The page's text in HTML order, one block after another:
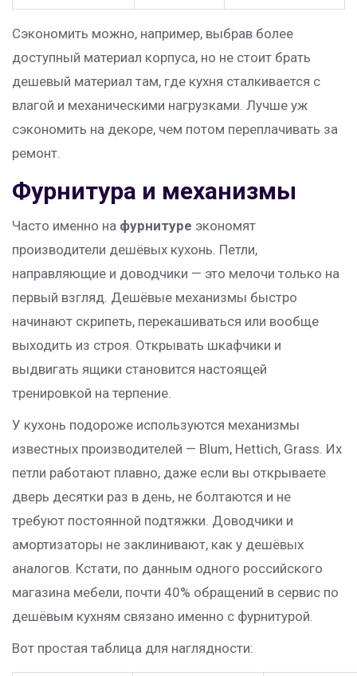
Сэкономить можно, например, выбрав более
доступный материал корпуса, но не стоит брать
дешевый материал там, где кухня сталкивается с
влагой и механическими нагрузками. Лучше уж
сэкономить на декоре, чем потом переплачивать за
ремонт.
Фурнитура и механизмы
Часто именно на фурнитуре экономят
производители дешёвых кухонь. Петли,
направляющие и доводчики — это мелочи только на
первый взгляд. Дешёвые механизмы быстро
начинают скрипеть, перекашиваться или вообще
выходить из строя. Открывать шкафчики и
выдвигать ящики становится настоящей
тренировкой на терпение.
У кухонь подороже используются механизмы
известных производителей — Blum, Hettich, Grass. Их
петли работают плавно, даже если вы открываете
дверь десятки раз в день, не болтаются и не
требуют постоянной подтяжки. Доводчики и
амортизаторы не заклинивают, как у дешёвых
аналогов. Кстати, по данным одного российского
магазина мебели, почти 40% обращений в сервис по
дешёвым кухням связано именно с фурнитурой.
Вот простая таблица для наглядности: